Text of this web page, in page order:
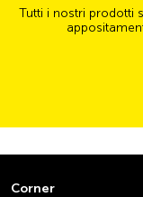
Tutti i nostri prodotti
Corner